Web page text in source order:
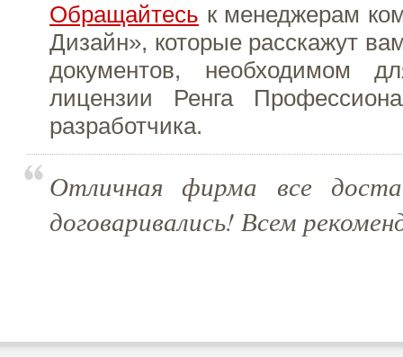
Обращайтесь к менеджерам
Дизайн», которые расскажут
документов, необходимом
лицензии Ренга
разработчика.
Отличная фирма все
договаривались! Всем